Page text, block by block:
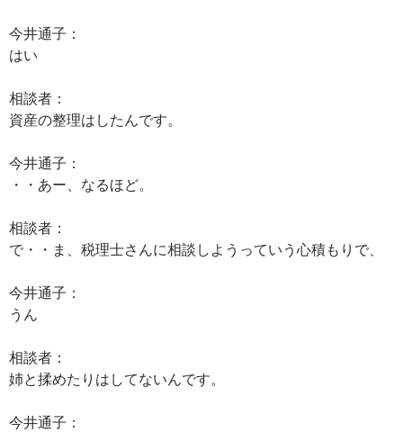
今井通子：
はい
相談者：
資産の整理はしたんです。
今井通子：
・・あー、なるほど。
相談者：
で・・ま、税理士さんに相談しようっていう心積もりで、
今井通子：
うん
相談者：
姉と揉めたりはしてないんです。
今井通子：